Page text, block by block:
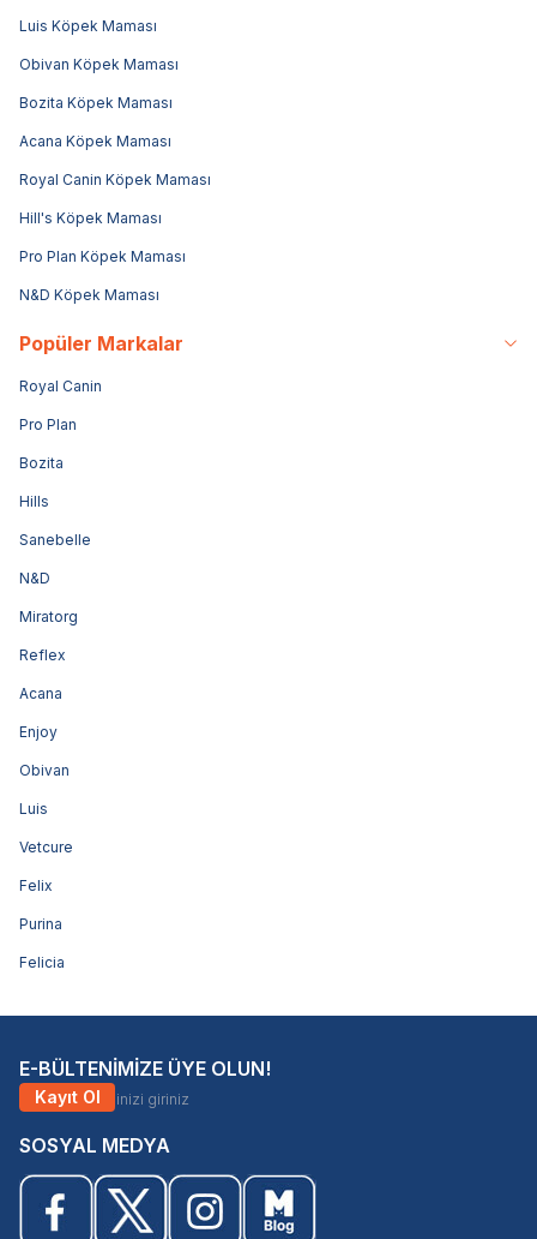
Luis Köpek Maması
Obivan Köpek Maması
Bozita Köpek Maması
Acana Köpek Maması
Royal Canin Köpek Maması
Hill's Köpek Maması
Pro Plan Köpek Maması
N&D Köpek Maması
Popüler Markalar
Royal Canin
Pro Plan
Bozita
Hills
Sanebelle
N&D
Miratorg
Reflex
Acana
Enjoy
Obivan
Luis
Vetcure
Felix
Purina
Felicia
E-BÜLTENİMİZE ÜYE OLUN!
Kayıt Ol
SOSYAL MEDYA